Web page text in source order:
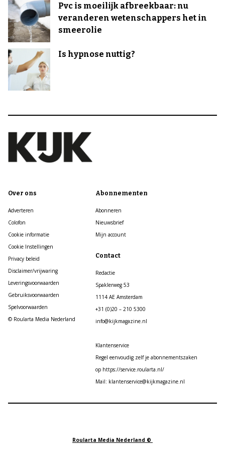
Pvc is moeilijk afbreekbaar: nu
veranderen wetenschappers het in
smeerolie
Is hypnose nuttig?
Over ons
Adverteren
Colofon
Cookie informatie
Cookie Instellingen
Privacy beleid
Disclaimer/vrijwaring
Leveringsvoorwaarden
Gebruiksvoorwaarden
Spelvoorwaarden
© Roularta Media Nederland
Abonnementen
Abonneren
Nieuwsbrief
Mijn account
Contact
Redactie
Spaklerweg 53
1114 AE Amsterdam
+31 (0)20 – 210 5300
info@kijkmagazine.nl
Klantenservice
Regel eenvoudig zelf je abonnementszaken
op https://service.roularta.nl/
Mail: klantenservice@kijkmagazine.nl
Roularta Media Nederland ©